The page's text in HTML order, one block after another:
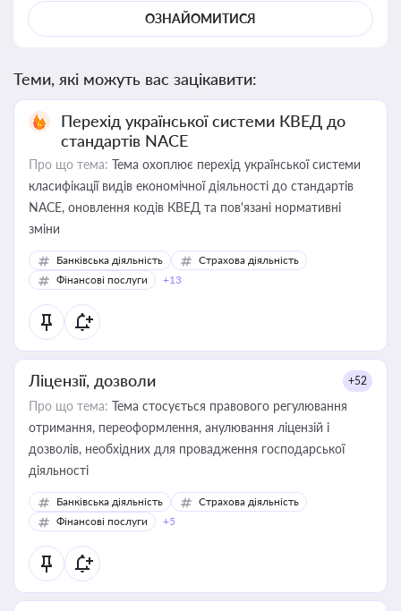
ОЗНАЙОМИТИСЯ
Теми, які можуть вас зацікавити:
Перехід української системи КВЕД до
стандартів NACE
Про що тема: Тема охоплює перехід української системи
класифікації видів економічної діяльності до стандартів
NACE, оновлення кодів КВЕД та пов'язані нормативні
зміни
Банківська діяльність
Страхова діяльність
Фінансові послуги
+13
Ліцензії, дозволи +52
Про що тема: Тема стосується правового регулювання
отримання, переоформлення, анулювання ліцензій і
дозволів, необхідних для провадження господарської
діяльності
Банківська діяльність
Страхова діяльність
Фінансові послуги
+5